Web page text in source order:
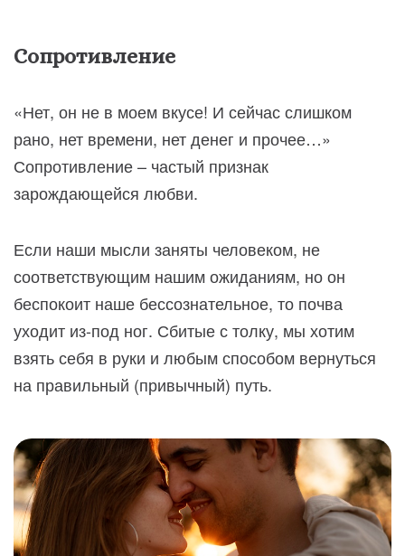
Сопротивление
«Нет, он не в моем вкусе! И сейчас слишком
рано, нет времени, нет денег и прочее…»
Сопротивление – частый признак
зарождающейся любви.
Если наши мысли заняты человеком, не
соответствующим нашим ожиданиям, но он
беспокоит наше бессознательное, то почва
уходит из-под ног. Сбитые с толку, мы хотим
взять себя в руки и любым способом вернуться
на правильный (привычный) путь.